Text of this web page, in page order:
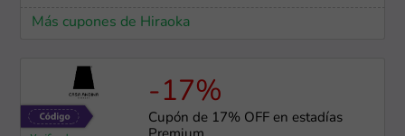
Más cupones de Hiraoka
-17%
Cupón de 17% OFF en estadías